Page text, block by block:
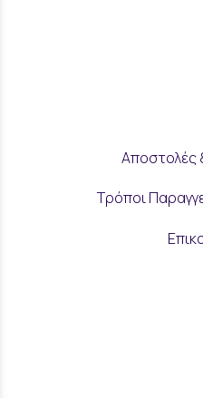
Αποστολές
Τρόποι